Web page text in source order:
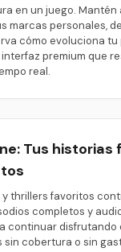
en un juego.
marcas personales,
cómo evoluciona tu
premium que
real.
Tus historias
thrillers favoritos
completos y
continuar disfrutando
sin cobertura o sin